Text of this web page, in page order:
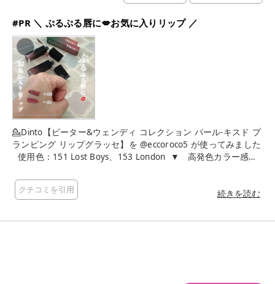
#PR ＼ ぷるぷる唇に💋お気に入りリップ ／
💁Dinto【ピーター&ウェンディ コレクション パール-キスド プ
ランピング リップグラッセ】を @eccoroco5 が使ってみました
⁡ ⁡ 使用色：151 Lost Boys、153 London ⁡ ▼ ⁡ ⁡ 高発色カラー感と
と感がかなり可愛い❤️ ⁡ 📖J.M.バリー(J.M Barrie)の『ピーター
とウェンディ』の小説からインスピレーションを受けた5色のカ
くすんだ落ち着いたピンク。 ⁡ ✔︎153 London 仕事のシーンでも
クチコミを引用 続きを読む